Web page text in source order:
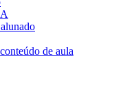
de aula